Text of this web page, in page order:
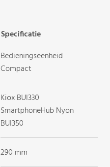
Specificatie
Bedieningseenheid
Compact
Kiox BUI330
SmartphoneHub Nyon
BUI350
290 mm